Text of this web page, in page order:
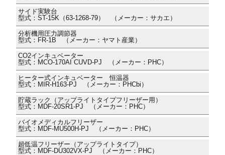
サイド実験台
型式：ST-15K（63-1268-79） （メーカー：サカエ）
分析機用圧力調節器
型式：FR-1B （メーカー：ヤマト産業）
CO2インキュベーター
型式：MCO-170AI CUVD-PJ （メーカー：PHC）
ヒーター式インキュベーター 恒温器
型式：MIR-H163-PJ （メーカー：PHCbi）
貯蔵ラック（アップライトタイプフリーザー用）
型式：MDF-20SR1-PJ （メーカー：PHC）
バイオメディカルフリーザー
型式：MDF-MU500H-PJ （メーカー：PHC）
超低温フリーザー（アップライトタイプ）
型式：MDF-DU302VX-PJ （メーカー：PHC）